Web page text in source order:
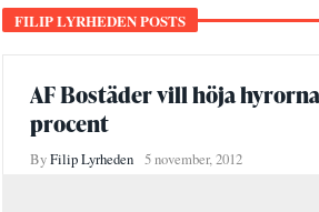
FILIP LYRHEDEN POSTS
AF Bostäder vill höja
procent
ByFilip Lyrheden 5 november, 2012